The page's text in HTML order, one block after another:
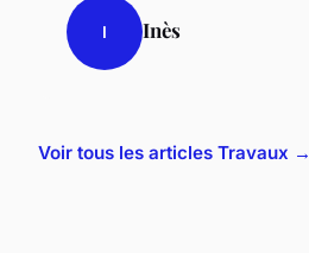
I Inès
Voir tous les articles Travaux →